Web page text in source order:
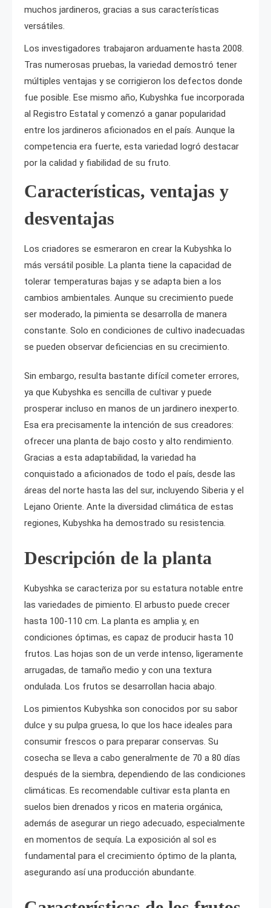
muchos jardineros, gracias a sus características
versátiles.
Los investigadores trabajaron arduamente hasta 2008.
Tras numerosas pruebas, la variedad demostró tener
múltiples ventajas y se corrigieron los defectos donde
fue posible. Ese mismo año, Kubyshka fue incorporada
al Registro Estatal y comenzó a ganar popularidad
entre los jardineros aficionados en el país. Aunque la
competencia era fuerte, esta variedad logró destacar
por la calidad y fiabilidad de su fruto.
Características, ventajas y
desventajas
Los criadores se esmeraron en crear la Kubyshka lo
más versátil posible. La planta tiene la capacidad de
tolerar temperaturas bajas y se adapta bien a los
cambios ambientales. Aunque su crecimiento puede
ser moderado, la pimienta se desarrolla de manera
constante. Solo en condiciones de cultivo inadecuadas
se pueden observar deficiencias en su crecimiento.
Sin embargo, resulta bastante difícil cometer errores,
ya que Kubyshka es sencilla de cultivar y puede
prosperar incluso en manos de un jardinero inexperto.
Esa era precisamente la intención de sus creadores:
ofrecer una planta de bajo costo y alto rendimiento.
Gracias a esta adaptabilidad, la variedad ha
conquistado a aficionados de todo el país, desde las
áreas del norte hasta las del sur, incluyendo Siberia y el
Lejano Oriente. Ante la diversidad climática de estas
regiones, Kubyshka ha demostrado su resistencia.
Descripción de la planta
Kubyshka se caracteriza por su estatura notable entre
las variedades de pimiento. El arbusto puede crecer
hasta 100-110 cm. La planta es amplia y, en
condiciones óptimas, es capaz de producir hasta 10
frutos. Las hojas son de un verde intenso, ligeramente
arrugadas, de tamaño medio y con una textura
ondulada. Los frutos se desarrollan hacia abajo.
Los pimientos Kubyshka son conocidos por su sabor
dulce y su pulpa gruesa, lo que los hace ideales para
consumir frescos o para preparar conservas. Su
cosecha se lleva a cabo generalmente de 70 a 80 días
después de la siembra, dependiendo de las condiciones
climáticas. Es recomendable cultivar esta planta en
suelos bien drenados y ricos en materia orgánica,
además de asegurar un riego adecuado, especialmente
en momentos de sequía. La exposición al sol es
fundamental para el crecimiento óptimo de la planta,
asegurando así una producción abundante.